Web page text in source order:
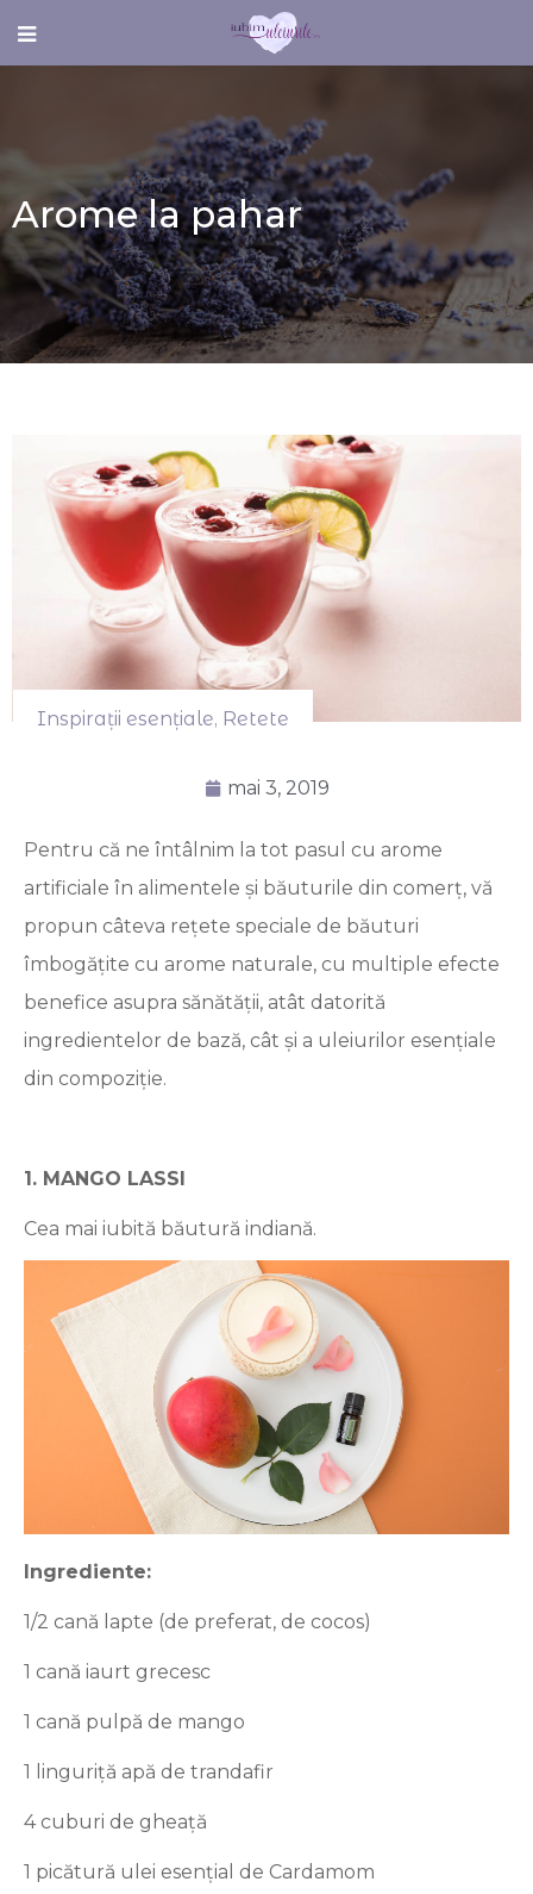
Arome la pahar
Inspirații esențiale, Retete
mai 3, 2019
Pentru că ne întâlnim la tot pasul cu arome
artificiale în alimentele și băuturile din comerț, vă
propun câteva rețete speciale de băuturi
îmbogățite cu arome naturale, cu multiple efecte
benefice asupra sănătății, atât datorită
ingredientelor de bază, cât și a uleiurilor esențiale
din compoziție.
1. MANGO LASSI
Cea mai iubită băutură indiană.
Ingrediente:
1/2 cană lapte (de preferat, de cocos)
1 cană iaurt grecesc
1 cană pulpă de mango
1 linguriță apă de trandafir
4 cuburi de gheață
1 picătură ulei esențial de Cardamom